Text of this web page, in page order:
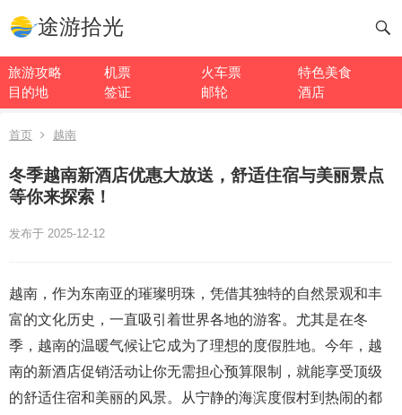
途游拾光
旅游攻略 机票 火车票
特色美食
目的地
签证 邮轮 酒店
首页 越南
冬季越南新酒店优惠大放送，舒适住宿与美丽景点
等你来探索！
发布于 2025-12-12
越南，作为东南亚的璀璨明珠，凭借其独特的自然景观和丰
富的文化历史，一直吸引着世界各地的游客。尤其是在冬
季，越南的温暖气候让它成为了理想的度假胜地。今年，越
南的新酒店促销活动让你无需担心预算限制，就能享受顶级
的舒适住宿和美丽的风景。从宁静的海滨度假村到热闹的都